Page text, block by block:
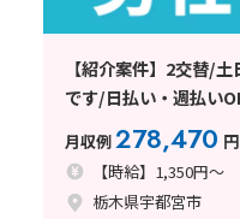
【紹介案件】2交替/
です/日払い・週払い
月収例278,470 円
【時給】1,350円～
栃木県宇都宮市